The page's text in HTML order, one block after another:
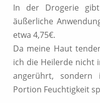
In der Drogerie
äußerliche
etwa 4,75€.
Da meine Haut
ich die Heilerde nicht
angerührt,
Portion Feuchtigkeit